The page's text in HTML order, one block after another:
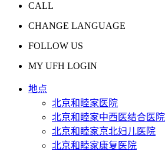
CALL
CHANGE LANGUAGE
FOLLOW US
MY UFH LOGIN
地点
北京和睦家医院
北京和睦家中西医结合医院
北京和睦家京北妇儿医院
北京和睦家康复医院